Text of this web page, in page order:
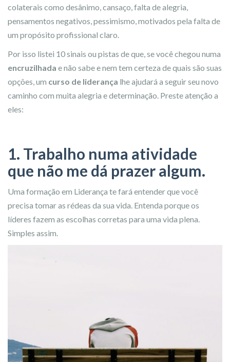
colaterais como desânimo, cansaço, falta de alegria,
pensamentos negativos, pessimismo, motivados pela falta de
um propósito profissional claro.
Por isso listei 10 sinais ou pistas de que, se você chegou numa
encruzilhada e não sabe e nem tem certeza de quais são suas
opções, um curso de liderança lhe ajudará a seguir seu novo
caminho com muita alegria e determinação. Preste atenção a
eles:
1. Trabalho numa atividade
que não me dá prazer algum.
Uma formação em Liderança te fará entender que você
precisa tomar as rédeas da sua vida. Entenda porque os
líderes fazem as escolhas corretas para uma vida plena.
Simples assim.